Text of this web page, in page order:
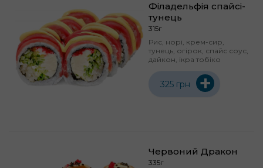
Філадельфія спайсі-
тунець
315г
Рис, норі, крем-сир,
тунець, огірок, спайс соус,
дайкон, ікра тобіко
325 грн +
Червоний Дракон
335г